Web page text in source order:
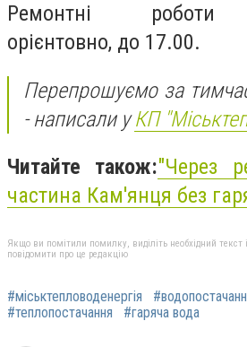
Ремонтні роботи
орієнтовно, до 17.00.
Перепрошуємо за
- написали уКП
Читайте також:"Через
частина Кам'янця без
Якщо ви помітили помилку, виділіть необхідний текст
повідомити про це редакцію
#міськтепловоденергія
#теплопостачання
#гаряча вода